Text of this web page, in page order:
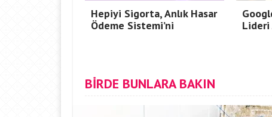
Hepiyi Sigorta, Anlık Hasar
Ödeme Sistemi’ni
Lideri
BİRDE BUNLARA BAKIN